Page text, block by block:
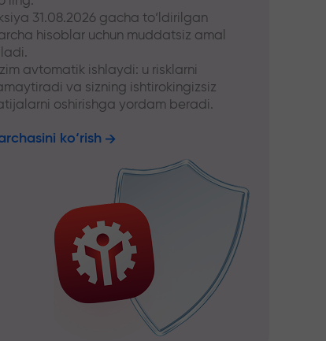
31.08.2026 gacha to‘ldirilgan
hisoblar uchun muddatsiz amal
avtomatik ishlaydi: u risklarni
va sizning ishtirokingizsiz
oshirishga yordam beradi.
ko‘rish